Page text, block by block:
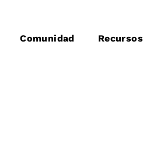
Comunidad Recursos